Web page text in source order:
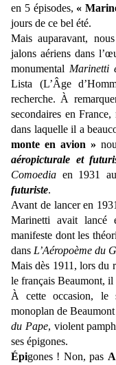
en 5 épisodes, «
jours de ce bel été.
Mais auparavant,
jalons aériens dans
monumental Marinetti
Lista (L’Âge
recherche. À
secondaires en
dans laquelle il a
monte en avion »
aéropicturale et
Comoedia en 1931
futuriste.
Avant de lancer en
Marinetti avait lancé
manifeste dont les
dans L’Aéropoème du
Mais dès 1911, lors du
le français Beaumont, il
À cette occasion, le
monoplan de
du Pape, violent
ses épigones.
Épigones ! Non, pas